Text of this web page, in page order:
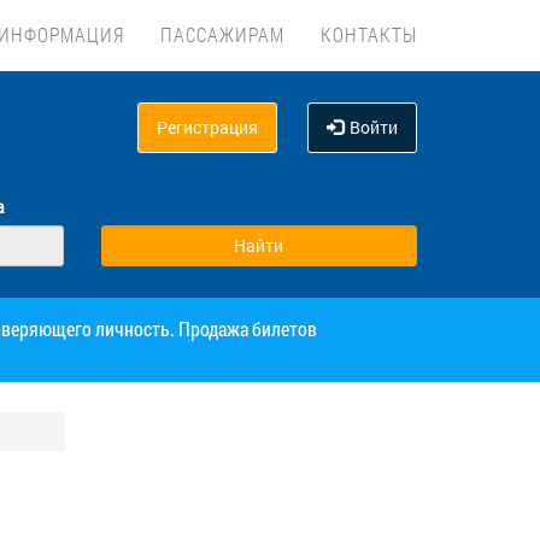
ПАССАЖИРАМ КОНТАКТЫ
Регистрация Войти
личность. Продажа билетов